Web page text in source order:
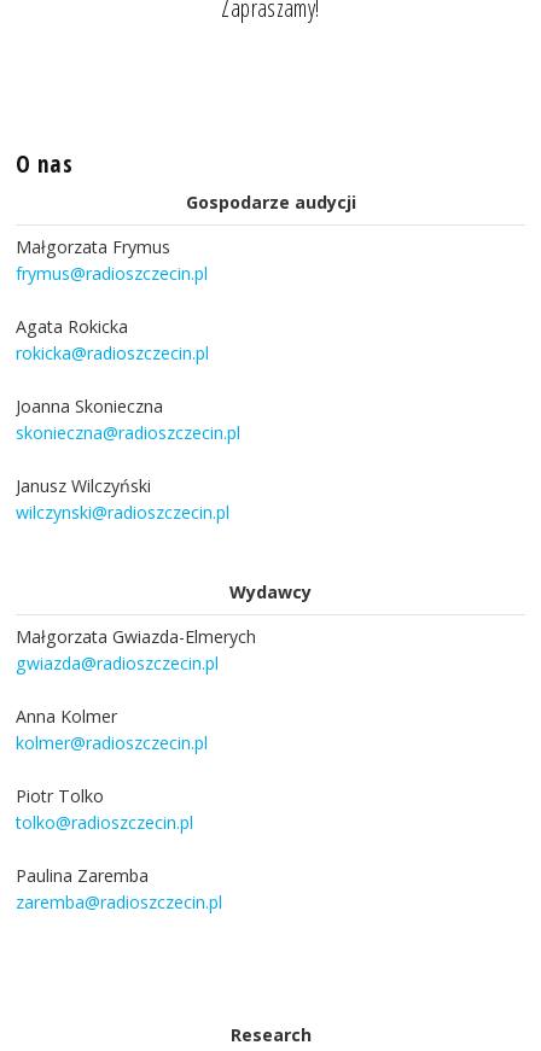
Zapraszamy!
O nas
Gospodarze audycji
Małgorzata Frymus
frymus@radioszczecin.pl
Agata Rokicka
rokicka@radioszczecin.pl
Joanna Skonieczna
skonieczna@radioszczecin.pl
Janusz Wilczyński
wilczynski@radioszczecin.pl
Wydawcy
Małgorzata Gwiazda-Elmerych
gwiazda@radioszczecin.pl
Anna Kolmer
kolmer@radioszczecin.pl
Piotr Tolko
tolko@radioszczecin.pl
Paulina Zaremba
zaremba@radioszczecin.pl
Research